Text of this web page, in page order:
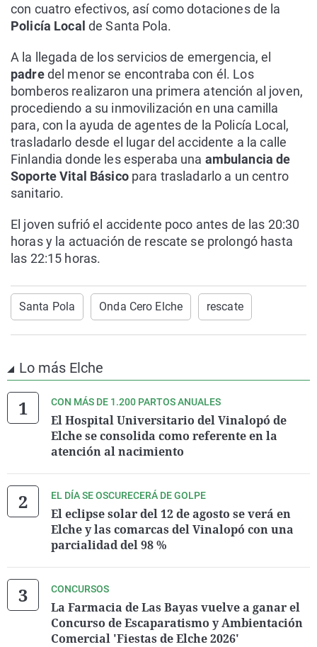
con cuatro efectivos, así como dotaciones de la
Policía Local de Santa Pola.
A la llegada de los servicios de emergencia, el
padredel menor se encontraba con él. Los
bomberos realizaron una primera atención al joven,
procediendo a su inmovilización en una camilla
para, con la ayuda de agentes de la Policía Local,
trasladarlo desde el lugar del accidente a la calle
Finlandia donde les esperaba una ambulancia de
Soporte Vital Básicopara trasladarlo a un centro
sanitario.
El joven sufrió el accidente poco antes de las 20:30
horas y la actuación de rescate se prolongó hasta
las 22:15 horas.
Santa Pola Onda Cero Elche rescate
Lo más Elche
CON MÁS DE 1.200 PARTOS ANUALES
El Hospital Universitario del Vinalopó de
Elche se consolida como referente en la
atención al nacimiento
EL DÍA SE OSCURECERÁ DE GOLPE
El eclipse solar del 12 de agosto se verá en
Elche y las comarcas del Vinalopó con una
parcialidad del 98 %
CONCURSOS
La Farmacia de Las Bayas vuelve a ganar el
Concurso de Escaparatismo y Ambientación
Comercial 'Fiestas de Elche 2026'